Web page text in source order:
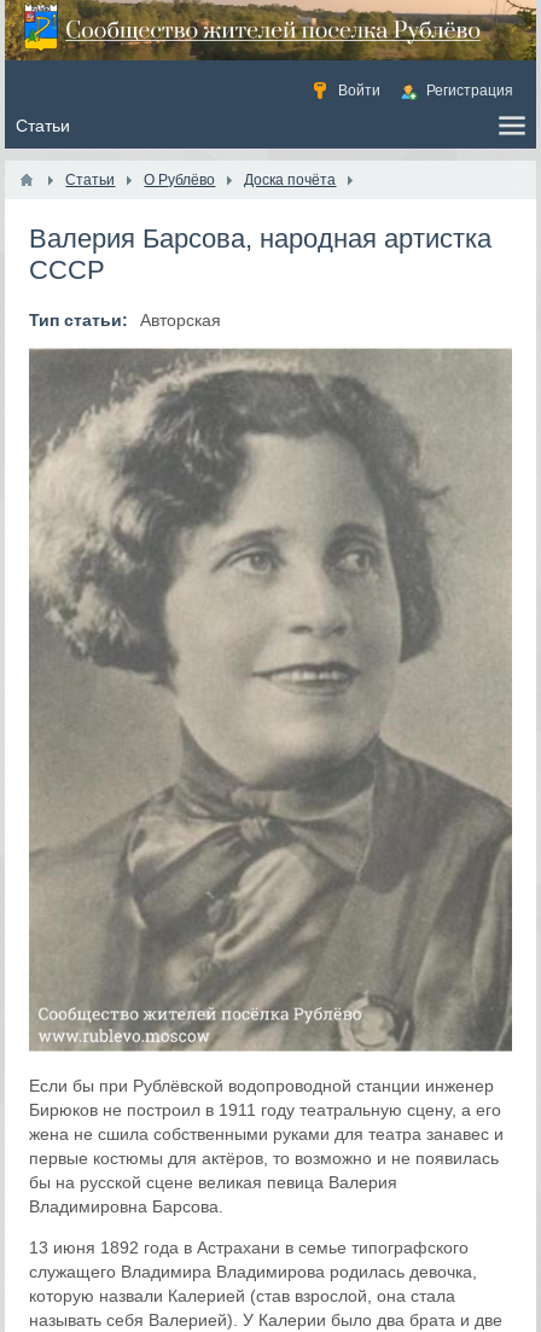
Войти Регистрация
Статьи О Рублёво Доска почёта
Валерия Барсова, народная артистка
СССР
Тип статьи: Авторская
Если бы при Рублёвской водопроводной станции инженер
Бирюков не построил в 1911 году театральную сцену, а его
жена не сшила собственными руками для театра занавес и
первые костюмы для актёров, то возможно и не появилась
бы на русской сцене великая певица Валерия
Владимировна Барсова.
13 июня 1892 года в Астрахани в семье типографского
служащего Владимира Владимирова родилась девочка,
которую назвали Калерией (став взрослой, она стала
называть себя Валерией). У Калерии было два брата и две